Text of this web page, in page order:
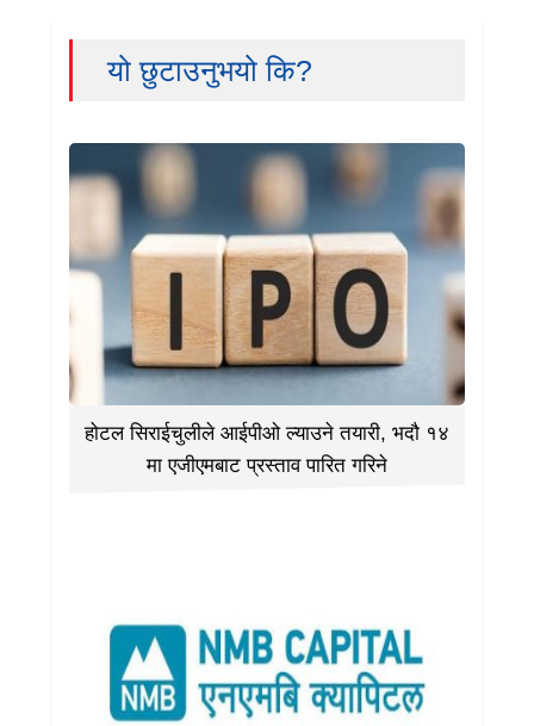
यो छुटाउनुभयो कि?
होटल सिराईचुलीले आईपीओ ल्याउने तयारी, भदौ १४
मा एजीएमबाट प्रस्ताव पारित गरिने